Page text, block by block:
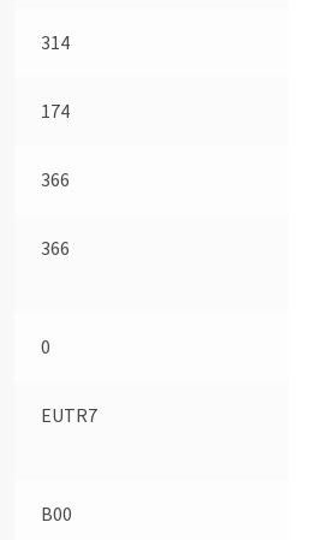
314
174
366
366
0
EUTR7
B00